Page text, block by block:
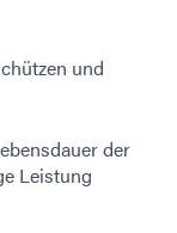
und
der
Leistung